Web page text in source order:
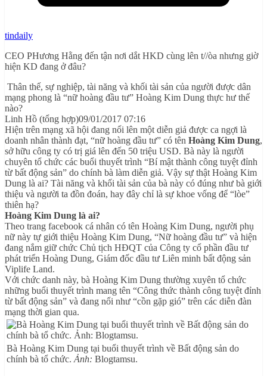
tindaily
CEO PHương Hằng đến tận nơi dắt HKD cùng lên t//òa nhưng giờ
hiện KD đang ở đâu?
Thân thế, sự nghiệp, tài năng và khối tài sản của người được dân
mạng phong là “nữ hoàng đầu tư” Hoàng Kim Dung thực hư thế
nào?
Linh Hồ (tổng hợp)09/01/2017 07:16
Hiện trên mạng xã hội đang nổi lên một diễn giả được ca ngợi là
doanh nhân thành đạt, “nữ hoàng đầu tư” có tên Hoàng Kim Dung,
sở hữu công ty có trị giá lên đến 50 triệu USD. Bà này là người
chuyên tổ chức các buổi thuyết trình “Bí mật thành công tuyệt đỉnh
từ bất động sản” do chính bà làm diễn giả. Vậy sự thật Hoàng Kim
Dung là ai? Tài năng và khối tài sản của bà này có đúng như bà giới
thiệu và người ta đồn đoán, hay đây chỉ là sự khoe vống để “lòe”
thiên hạ?
Hoàng Kim Dung là ai?
Theo trang facebook cá nhân có tên Hoàng Kim Dung, người phụ
nữ này tự giới thiệu Hoàng Kim Dung, “Nữ hoàng đầu tư” và hiện
đang nắm giữ chức Chủ tịch HĐQT của Công ty cổ phần đầu tư
phát triển Hoàng Dung, Giám đốc đầu tư Liên minh bất động sản
Viplife Land.
Với chức danh này, bà Hoàng Kim Dung thường xuyên tổ chức
những buổi thuyết trình mang tên “Công thức thành công tuyệt đỉnh
từ bất động sản” và đang nổi như “cồn gặp gió” trên các diễn đàn
mạng thời gian qua.
Bà Hoàng Kim Dung tại buổi thuyết trình về Bất động sản do
chính bà tổ chức. Ảnh: Blogtamsu.